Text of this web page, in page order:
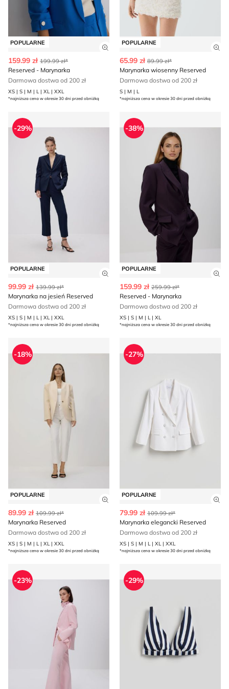
POPULARNE
Zobacz szczegóły produktu
159.99 zł 199.99 zł*
Reserved - Marynarka
Darmowa dostwa od 200 zł
XS | S | M | L | XL | XXL
*najniższa cena w okresie 30 dni przed obniżką
POPULARNE
65.99 zł 89.99 zł*
Marynarka wiosenny Reserved
Darmowa dostwa od 200 zł
S | M | L
*najniższa cena w okresie 30 dni przed obniżką
Marynarka na jesień Reserved
POPULARNE
-29%
Zobacz szczegóły produktu
99.99 zł 139.99 zł*
Marynarka na jesień Reserved
Darmowa dostwa od 200 zł
XS | S | M | L | XL | XXL
*najniższa cena w okresie 30 dni przed obniżką
Reserved - Marynarka
POPULARNE
-38%
159.99 zł 259.99 zł*
Reserved - Marynarka
Darmowa dostwa od 200 zł
XS | S | M | L | XL
*najniższa cena w okresie 30 dni przed obniżką
Marynarka Reserved
POPULARNE
-18%
Zobacz szczegóły produktu
89.99 zł 109.99 zł*
Marynarka Reserved
Darmowa dostwa od 200 zł
XS | S | M | L | XL | XXL
*najniższa cena w okresie 30 dni przed obniżką
Marynarka elegancki
POPULARNE
-27%
79.99 zł 109.99 zł*
Marynarka elegancki Reserved
Darmowa dostwa od 200 zł
XS | S | M | L | XL | XXL
*najniższa cena w okresie 30 dni przed obniżką
Spodnie damskie Reserved
-23%
Strój kąpielowy na lato
-29%